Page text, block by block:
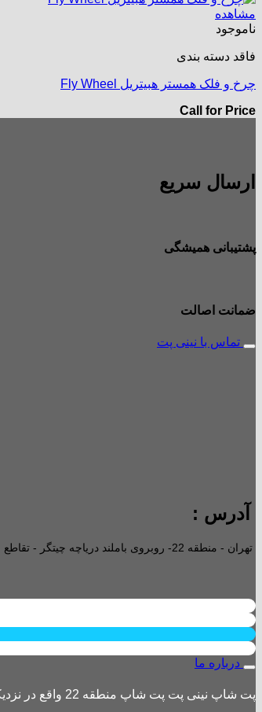
مشاهده
ناموجود
فاقد دسته بندی
چرخ و فلک همستر هبیتریل Fly Wheel
Call for Price
ارسال سریع
پشتیبانی همیشگی
ضمانت اصالت
تماس با نینی پت
آدرس :
تهران - منطقه 22- روبروی باملند دریاچه چیتگر - تقاطع خیابان امیری صفت و خیابان دریا - پاساژ پارامیس -ورودی A تجاری -
درباره ما
پت شاپ نینی پت پت شاپ منطقه 22 واقع در نزدیکی دریاچه چیتگر یکی از بزرگترین پت شاپ های منطقه 22 است